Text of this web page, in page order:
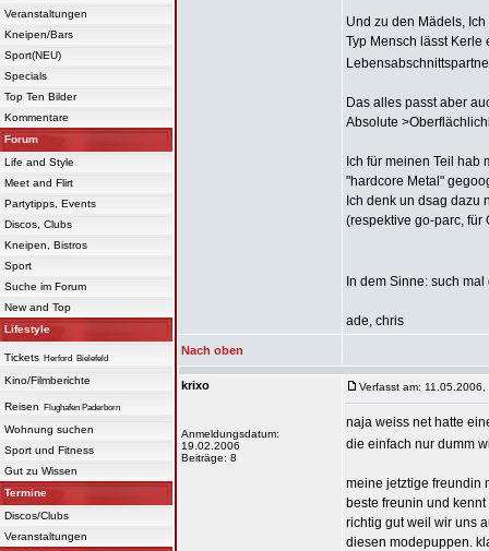
Veranstaltungen
Kneipen/Bars
Sport(NEU)
Specials
Top Ten Bilder
Kommentare
Forum
Life and Style
Meet and Flirt
Partytipps, Events
Discos, Clubs
Kneipen, Bistros
Sport
Suche im Forum
New and Top
Lifestyle
Tickets Herford Bielefeld
Kino/Filmberichte
Reisen Flughafen Paderborn
Wohnung suchen
Sport und Fitness
Gut zu Wissen
Termine
Discos/Clubs
Veranstaltungen
Und zu den Mädels,
Typ Mensch lässt
Das alles passt aber
Absolute
Ich für meinen Teil
"hardcore Metal"
Ich denk un dsag dazu
(respektive go-parc, für
In dem Sinne: such
ade, chris
Nach oben
krixo
Anmeldungsdatum:
19.02.2006
Beiträge: 8
Verfasst am: 11.05.2006,
naja weiss net hatte
die einfach nur dumm
meine jetztige freundin
beste freunin und
richtig gut weil wir uns
diesen modepuppen.